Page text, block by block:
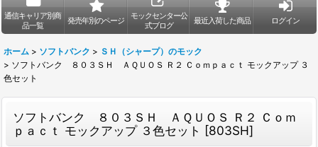
通信キャリア別商
品一覧
発売年別のページ
モックセンター公
式ブログ
最近入荷した商品 ログイン
ホーム > ソフトバンク > ＳＨ（シャープ）のモック
> ソフトバンク ８０３ＳＨ ＡＱＵＯＳ Ｒ２ Ｃｏｍｐａｃｔ モックアップ ３
色セット
ソフトバンク ８０３ＳＨ ＡＱＵＯＳ Ｒ２ Ｃｏｍ
ｐａｃｔ モックアップ ３色セット [803SH]